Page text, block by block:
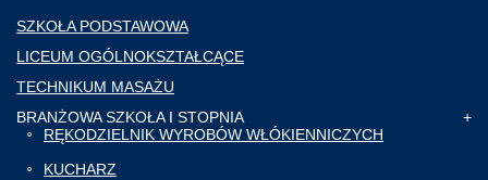
SZKOŁA PODSTAWOWA
LICEUM OGÓLNOKSZTAŁCĄCE
TECHNIKUM MASAŻU
BRANŻOWA SZKOŁA I STOPNIA
RĘKODZIELNIK WYROBÓW WŁÓKIENNICZYCH
KUCHARZ